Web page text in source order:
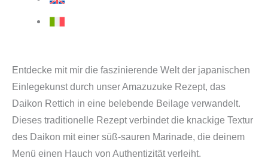
Entdecke mit mir die faszinierende Welt der japanischen
Einlegekunst durch unser Amazuzuke Rezept, das
Daikon Rettich in eine belebende Beilage verwandelt.
Dieses traditionelle Rezept verbindet die knackige Textur
des Daikon mit einer süß-sauren Marinade, die deinem
Menü einen Hauch von Authentizität verleiht.